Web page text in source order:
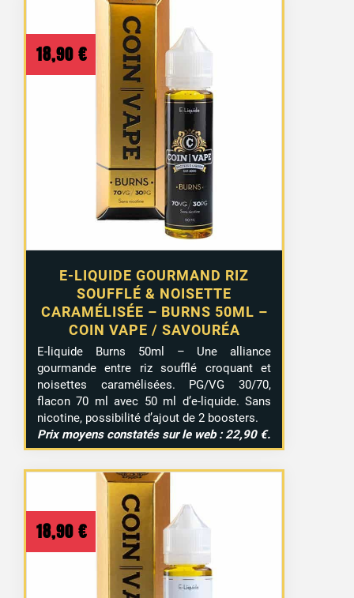
E-LIQUIDE GOURMAND RIZ
SOUFFLÉ & NOISETTE
CARAMÉLISÉE – BURNS 50ML –
COIN VAPE / SAVOURÉA
18,90 €
E-liquide Burns 50ml – Une alliance
gourmande entre riz soufflé croquant et
noisettes caramélisées. PG/VG 30/70,
flacon 70 ml avec 50 ml d’e-liquide. Sans
nicotine, possibilité d’ajout de 2 boosters.
Prix moyens constatés sur le web : 22,90 €.
18,90 €